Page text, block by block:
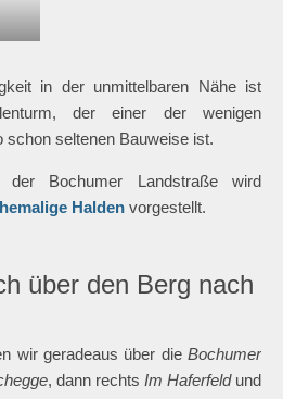
in der unmittelbaren Nähe ist
der einer der wenigen
schon seltenen Bauweise ist.
Bochumer Landstraße wird
Halden vorgestellt.
über den Berg nach
wir geradeaus über die Bochumer
, dann rechts Im Haferfeldund